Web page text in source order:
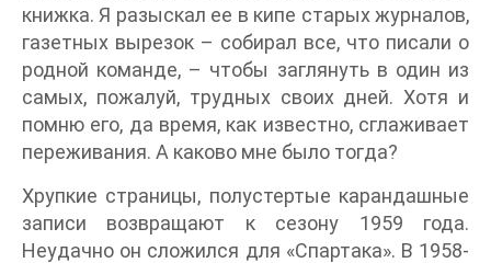
книжка. Я разыскал ее в кипе старых журналов,
газетных вырезок – собирал все, что писали о
родной команде, – чтобы заглянуть в один из
самых, пожалуй, трудных своих дней. Хотя и
помню его, да время, как известно, сглаживает
переживания. А каково мне было тогда?
Хрупкие страницы, полустертые карандашные
записи возвращают к сезону 1959 года.
Неудачно он сложился для «Спартака». В 1958-